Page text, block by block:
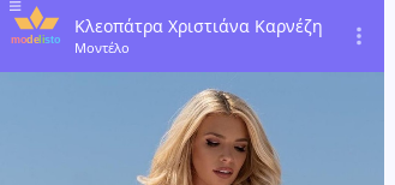
Κλεοπάτρα Χριστιάνα Καρνέζη
Μοντέλο